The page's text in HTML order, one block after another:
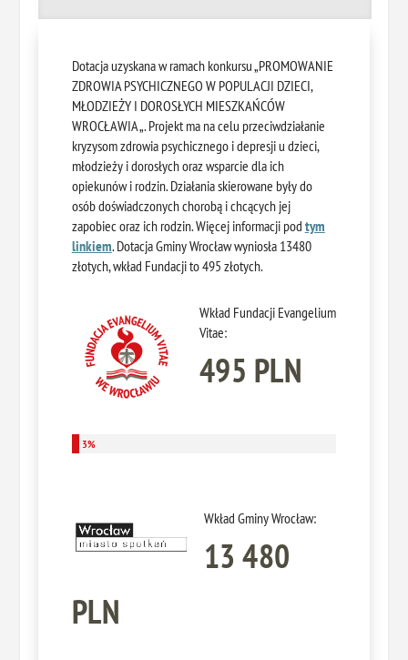
Dotacja uzyskana w ramach konkursu „PROMOWANIE
ZDROWIA PSYCHICZNEGO W POPULACJI DZIECI,
MŁODZIEŻY I DOROSŁYCH MIESZKAŃCÓW
WROCŁAWIA „. Projekt ma na celu przeciwdziałanie
kryzysom zdrowia psychicznego i depresji u dzieci,
młodzieży i dorosłych oraz wsparcie dla ich
opiekunów i rodzin. Działania skierowane były do
osób doświadczonych chorobą i chcących jej
zapobiec oraz ich rodzin. Więcej informacji pod tym
linkiem. Dotacja Gminy Wrocław wyniosła 13480
złotych, wkład Fundacji to 495 złotych.
Wkład Fundacji Evangelium
Vitae:
495 PLN
3%
3%
Wkład Gminy Wrocław:
13 480
PLN